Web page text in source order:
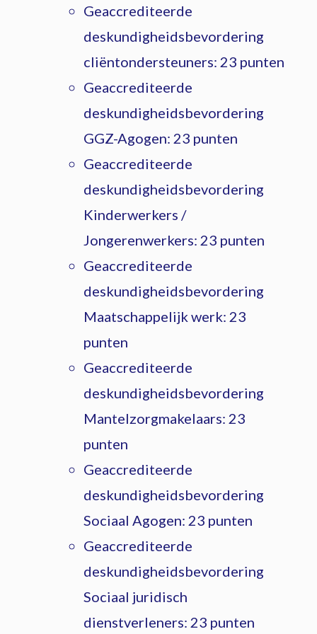
Geaccrediteerde
deskundigheidsbevordering
cliëntondersteuners: 23 punten
Geaccrediteerde
deskundigheidsbevordering
GGZ-Agogen: 23 punten
Geaccrediteerde
deskundigheidsbevordering
Kinderwerkers /
Jongerenwerkers: 23 punten
Geaccrediteerde
deskundigheidsbevordering
Maatschappelijk werk: 23
punten
Geaccrediteerde
deskundigheidsbevordering
Mantelzorgmakelaars: 23
punten
Geaccrediteerde
deskundigheidsbevordering
Sociaal Agogen: 23 punten
Geaccrediteerde
deskundigheidsbevordering
Sociaal juridisch
dienstverleners: 23 punten